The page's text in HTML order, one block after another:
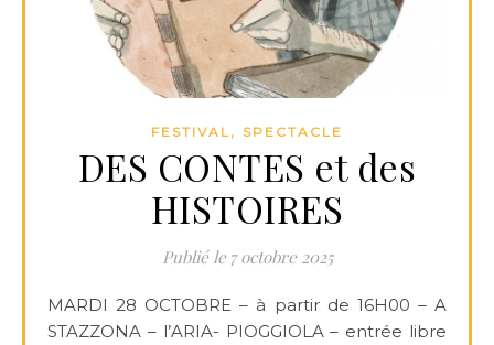
FESTIVAL , SPECTACLE
DES CONTES et des
HISTOIRES
7 octobre 2025
MARDI 28 OCTOBRE – à partir de 16H00 – A
STAZZONA – l’ARIA- PIOGGIOLA – entrée libre